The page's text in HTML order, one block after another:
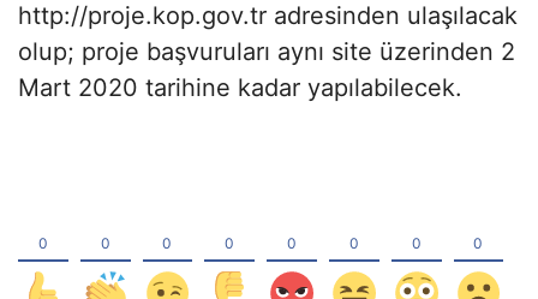
http://proje.kop.gov.tr adresinden ulaşılacak
olup; proje başvuruları aynı site üzerinden 2
Mart 2020 tarihine kadar yapılabilecek.